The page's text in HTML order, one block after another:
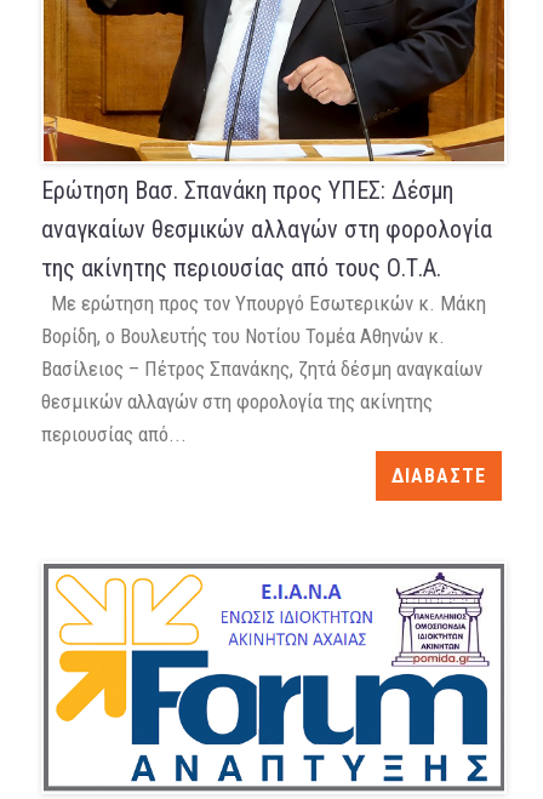
Ερώτηση Βασ. Σπανάκη προς ΥΠΕΣ: Δέσμη
αναγκαίων θεσμικών αλλαγών στη φορολογία
της ακίνητης περιουσίας από τους Ο.Τ.Α.
Με ερώτηση προς τον Υπουργό Εσωτερικών κ. Μάκη
Βορίδη, ο Βουλευτής του Νοτίου Τομέα Αθηνών κ.
Βασίλειος – Πέτρος Σπανάκης, ζητά δέσμη αναγκαίων
θεσμικών αλλαγών στη φορολογία της ακίνητης
περιουσίας από...
ΔΙΑΒΑΣΤΕ